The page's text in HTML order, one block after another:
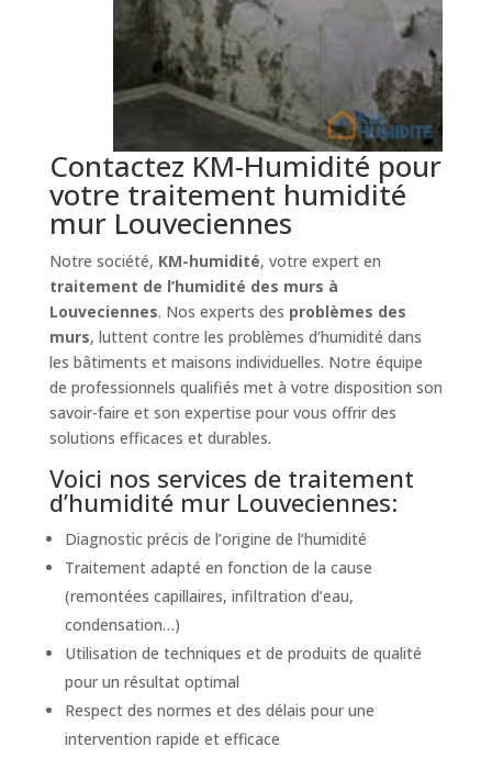
Contactez KM-Humidité pour
votre traitement humidité
mur Louveciennes
Notre société, KM-humidité, votre expert en
traitement de l’humidité des murs à
Louveciennes. Nos experts des problèmes des
murs, luttent contre les problèmes d’humidité dans
les bâtiments et maisons individuelles. Notre équipe
de professionnels qualifiés met à votre disposition son
savoir-faire et son expertise pour vous offrir des
solutions efficaces et durables.
Voici nos services de traitement
d’humidité mur Louveciennes:
Diagnostic précis de l’origine de l’humidité
Traitement adapté en fonction de la cause
(remontées capillaires, infiltration d’eau,
condensation…)
Utilisation de techniques et de produits de qualité
pour un résultat optimal
Respect des normes et des délais pour une
intervention rapide et efficace